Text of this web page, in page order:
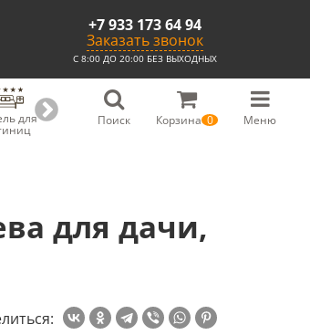
+7 933 173 64 94
Заказать звонок
С 8:00 ДО 20:00 БЕЗ ВЫХОДНЫХ
для Мебель для Скамьи из
массива
Поиск Корзина 0 Меню
для дачи,